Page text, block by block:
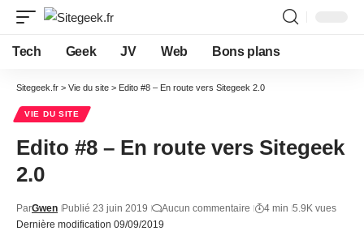
Tech Geek JV Web Bons plans
Sitegeek.fr > Vie du site > Edito #8 – En route vers Sitegeek 2.0
VIE DU SITE
Edito #8 – En route vers Sitegeek
2.0
Dernière modification 09/09/2019
ParGwen Publié 23 juin 2019 Aucun commentaire 4 min 5.9K vues